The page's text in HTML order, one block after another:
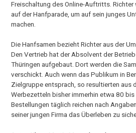
Freischaltung des Online-Auftritts.
auf der Hanfparade, um auf sein junges
machen.
Die Hanfsamen bezieht Richter aus der
Den Vertrieb hat der Absolvent der
Thüringen aufgebaut. Dort werden die
verschickt. Auch wenn das Publikum in
Zielgruppe entsprach, so resultierten aus
Werbezetteln bisher immerhin etwa 80
Bestellungen täglich reichen nach
seiner jungen Firma das Überleben zu